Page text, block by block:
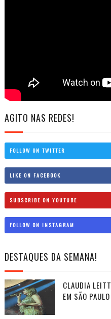
AGITO NAS REDES!
FOLLOW ON TWITTER
LIKE ON FACEBOOK
SUBSCRIBE ON YOUTUBE
FOLLOW ON INSTAGRAM
DESTAQUES DA SEMANA!
CLAUDIA
EM SÃO PAULO